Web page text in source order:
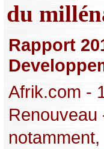
du
Rapport
Afrik.com -
Renouveau
notamment,